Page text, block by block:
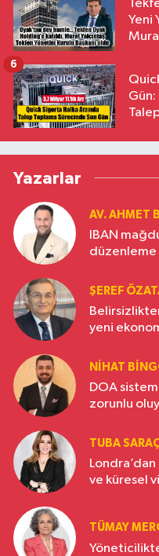
Yeni
Gün:
6
Yazarlar
AV. AHMET
IBAN
düzenleme
ŞEREF
yeni
NIHAT
DOA
zorunlu
TUBA
ve küresel
TÜMAY